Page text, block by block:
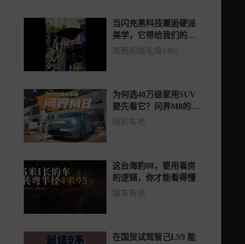
当闪充黑科技邂逅硬派
美学，它带给我们的不
仅是一辆车，更是一种
欢畅的绒毛兔1492
为何选40万级家用SUV
要先看它？问界M8的答
案不止896线激光雷达
睛彩车市
这台海豹08，要用看房
的逻辑，你才能看得懂
娱车有关
在国贸试驾智己LS9 能